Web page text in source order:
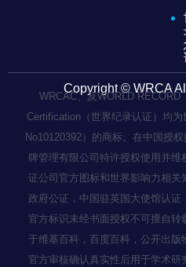
Copyright © WRCA
WRCAC、及WORLD RECORD
Certification（世界纪录认证）均
No10120392）的商标。在中国授
牌管理有限公司特许授权使用并维
证公司官方图标和世界影响力相
政府公证，中国驻英国大使馆认证
官方标识未经书面授权不可擅自
于维基百科，百度百科，公开出
官方审核确认真实性后用于学术